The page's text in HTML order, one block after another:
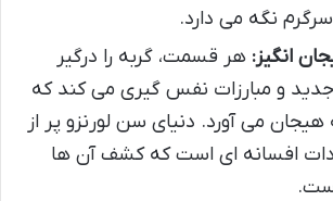
سرگرم نگه می دارد.
انگیز: هر قسمت، گربه را درگیر
و مبارزات نفس گیری می کند که
هیجان می آورد. دنیای سن لورنزو پر از
افسانه ای است که کشف آن ها